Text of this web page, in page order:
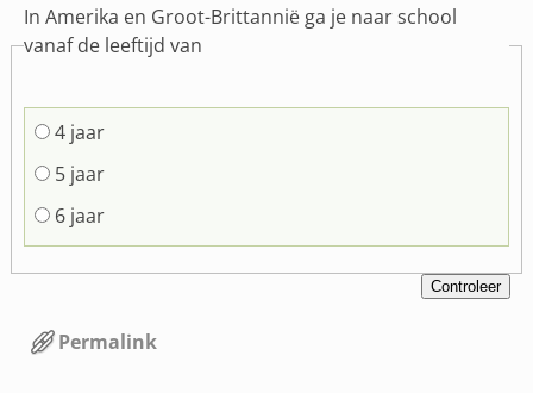
In Amerika en Groot-Brittannië ga je naar school
vanaf de leeftijd van
4 jaar
5 jaar
6 jaar
Permalink